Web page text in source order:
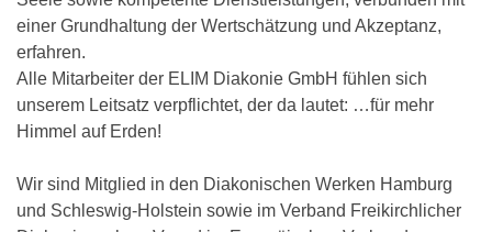
einer Grundhaltung der Wertschätzung und Akzeptanz,
erfahren.
Alle Mitarbeiter der ELIM Diakonie GmbH fühlen sich
unserem Leitsatz verpflichtet, der da lautet: …für mehr
Himmel auf Erden!
Wir sind Mitglied in den Diakonischen Werken Hamburg
und Schleswig-Holstein sowie im Verband Freikirchlicher